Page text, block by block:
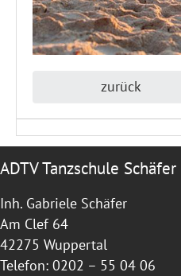
zurück
ADTV Tanzschule Schäfer
Inh. Gabriele Schäfer
Am Clef 64
42275 Wuppertal
Telefon: 0202 – 55 04 06